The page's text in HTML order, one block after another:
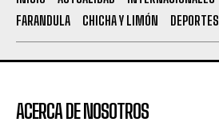
FARANDULA
CHICHA Y LIMÓN DEPORTES
ACERCA DE NOSOTROS